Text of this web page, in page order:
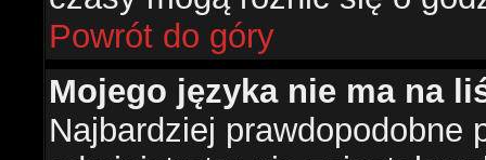
Powrót do góry
Mojego języka nie ma na
Najbardziej prawdopodobne